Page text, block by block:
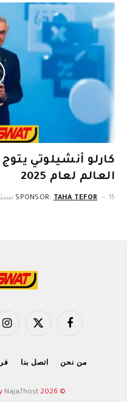
كارلو أنشيلوتي
العالم لعام 2025
SPONSOR: TAHA TEFOR 15 سبتمبر، 2025
فيسبوك X
من نحن اتصل بنا
© 2026 SportAswat. Designed by
Naja7host